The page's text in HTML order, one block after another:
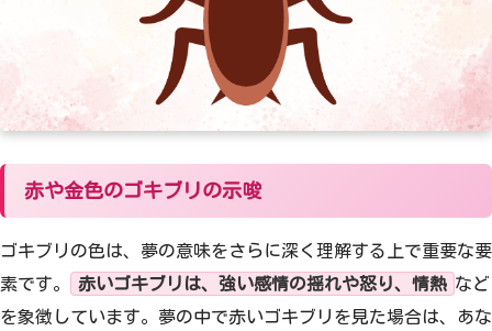
赤や金色のゴキブリの示唆
ゴキブリの色は、夢の意味をさらに深く理解する上で重要な要
素です。
赤いゴキブリは、強い感情の揺れや怒り、情熱 など
を象徴しています。夢の中で赤いゴキブリを見た場合は、あな